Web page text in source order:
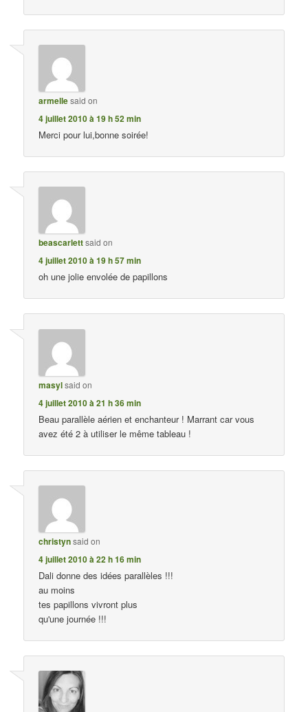
armellesaid on
4 juillet 2010 à 19 h 52 min
Merci pour lui,bonne soirée!
beascarlettsaid on
4 juillet 2010 à 19 h 57 min
oh une jolie envolée de papillons
masylsaid on
4 juillet 2010 à 21 h 36 min
Beau parallèle aérien et enchanteur ! Marrant car vous
avez été 2 à utiliser le même tableau !
christynsaid on
4 juillet 2010 à 22 h 16 min
Dali donne des idées parallèles !!!
au moins
tes papillons vivront plus
qu'une journée !!!